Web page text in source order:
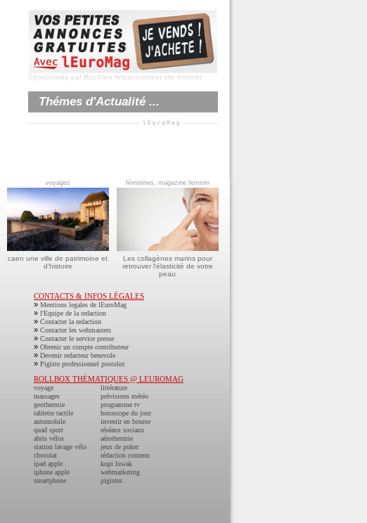
Sponsorisée par BooSteo referencement site internet
Thémes d'Actualité ...
voyages
caen une ville de patrimoine et
d'histoire
féminines, magazine feminin
Les collagènes marins pour
retrouver l'élasticité de votre
peau
CONTACTS & INFOS LÉGALES
» Mentions legales de lEuroMag
» l'Equipe de la redaction
» Contacter la redaction
» Contacter les webmasters
» Contacter le service presse
» Obtenir un compte contributeur
» Devenir redacteur benevole
» Pigiste professionnel postulez
ROLLBOX THÉMATIQUES @ LEUROMAG
voyage
massages
geothermie
tablette tactile
automobile
quad sport
abris vélos
station lavage vélo
chocolat
ipad apple
iphone apple
smartphone
littérature
prévisions météo
programme tv
horoscope du jour
investir en bourse
réséaux sociaux
aérothermie
jeux de poker
rédaction contenu
kopi luwak
webmarketing
pigistes